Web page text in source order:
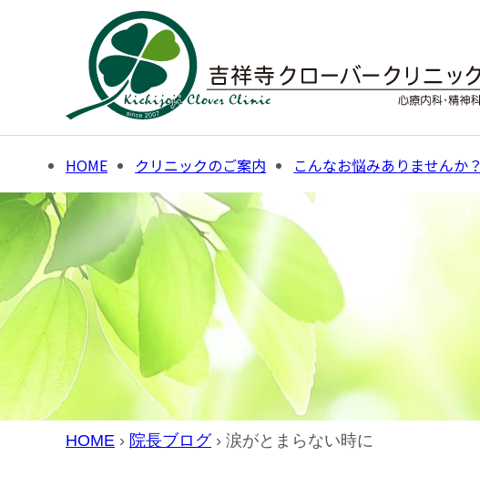
HOME クリニックのご案内 こんなお悩みありませんか？
HOME › 院長ブログ › 涙がとまらない時に